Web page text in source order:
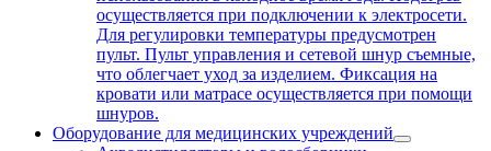
осуществляется при подключении к электросети.
Для регулировки температуры предусмотрен
пульт. Пульт управления и сетевой шнур съемные,
что облегчает уход за изделием. Фиксация на
кровати или матрасе осуществляется при помощи
шнуров.
Оборудование для медицинских учреждений